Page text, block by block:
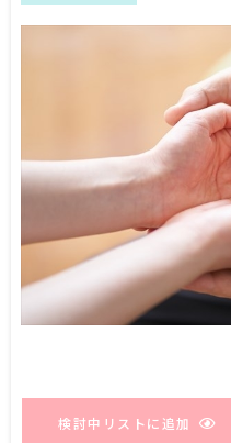
検討中リストに追加